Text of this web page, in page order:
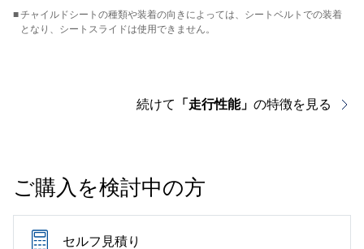
■チャイルドシートの種類や装着の向きによっては、シートベルトでの装着
となり、シートスライドは使用できません。
続けて 「走行性能」 の特徴を見る
ご購入を検討中の方
セルフ見積り